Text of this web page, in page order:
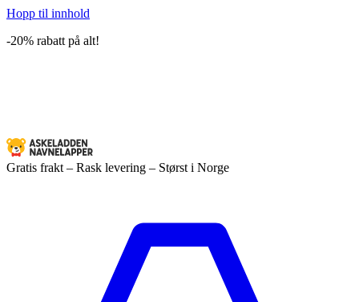
Hopp til innhold
-20% rabatt på alt!
Gratis frakt – Rask levering – Størst i Norge